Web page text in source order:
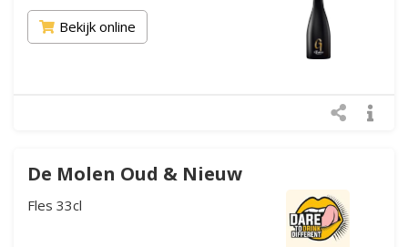
Bekijk online
De Molen Oud & Nieuw
Fles 33cl